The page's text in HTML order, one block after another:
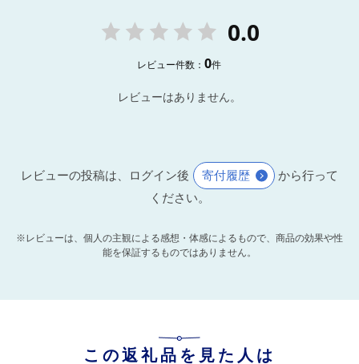
0.0
レビュー件数：0件
レビューはありません。
レビューの投稿は、ログイン後 寄付履歴
から行って
ください。
※レビューは、個人の主観による感想・体感によるもので、商品の効果や性
能を保証するものではありません。
この返礼品を見た人は